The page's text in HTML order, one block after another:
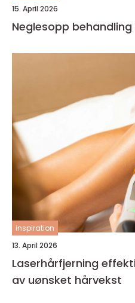
15. April 2026
inspiration
13. April 2026
Laserhårfjerning effektiv og varig reduksjon
av uønsket hårvekst